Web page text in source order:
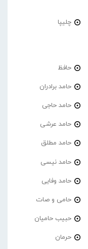
چلیپا
حافظ
حامد برادران
حامد حاجی
حامد عرشی
حامد مطلق
حامد نیسی
حامد وفایی
حامی و صات
حبیب حامیان
حرمان